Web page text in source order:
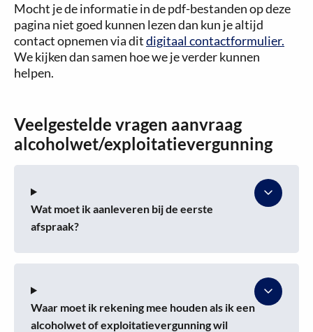
Mocht je de informatie in de pdf-bestanden op deze
pagina niet goed kunnen lezen dan kun je altijd
contact opnemen via ditdigitaal contactformulier.
We kijken dan samen hoe we je verder kunnen
helpen.
Veelgestelde vragen aanvraag
alcoholwet/exploitatievergunning
Wat moet ik aanleveren bij de eerste
afspraak?
Waar moet ik rekening mee houden als ik een
alcoholwet of exploitatievergunning wil